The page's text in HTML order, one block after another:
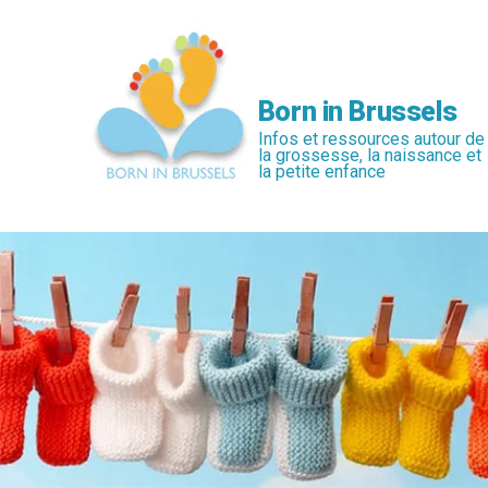
Born in Brussels
Infos et ressources autour de
la grossesse, la naissance et
la petite enfance